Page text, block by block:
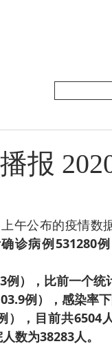
报
午公布的疫情数
诊病例531280例
），比前一个统
例），感染率下
），目前共6504
数为38283人。